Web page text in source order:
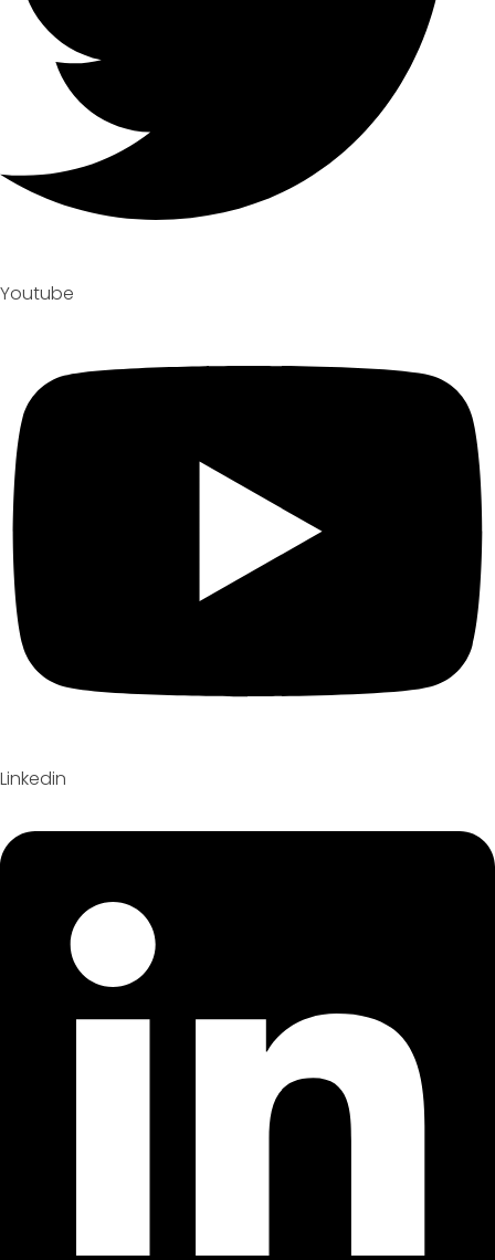
Youtube
Linkedin